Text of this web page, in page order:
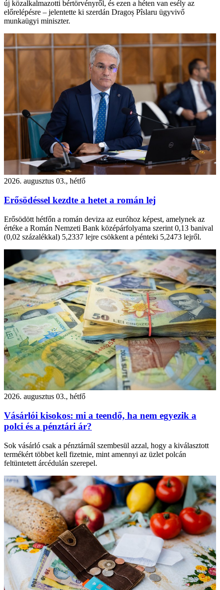
új közalkalmazotti bértörvényről, és ezen a héten van esély az
előrelépésre – jelentette ki szerdán Dragoș Pîslaru ügyvivő
munkaügyi miniszter.
2026. augusztus 03., hétfő
Erősödéssel kezdte a hetet a román lej
Erősödött hétfőn a román deviza az euróhoz képest, amelynek az
értéke a Román Nemzeti Bank középárfolyama szerint 0,13 banival
(0,02 százalékkal) 5,2337 lejre csökkent a pénteki 5,2473 lejről.
2026. augusztus 03., hétfő
Vásárlói kisokos: mi a teendő, ha nem egyezik a
polci és a pénztári ár?
Sok vásárló csak a pénztárnál szembesül azzal, hogy a kiválasztott
termékért többet kell fizetnie, mint amennyi az üzlet polcán
feltüntetett árcédulán szerepel.